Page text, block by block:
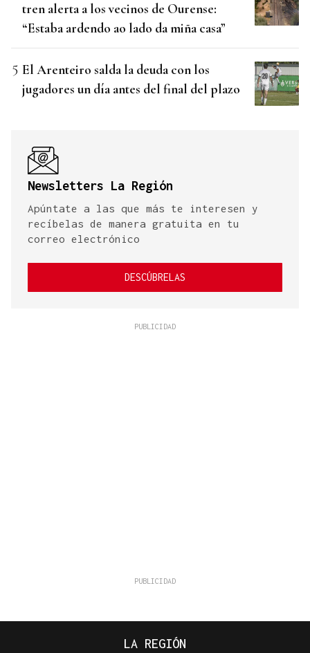
tren alerta a los vecinos de Ourense:
“Estaba ardendo ao lado da miña casa”
El Arenteiro salda la deuda con los
jugadores un día antes del final del plazo
Newsletters La Región
Apúntate a las que más te interesen y
recíbelas de manera gratuita en tu
correo electrónico
DESCÚBRELAS
LA REGIÓN